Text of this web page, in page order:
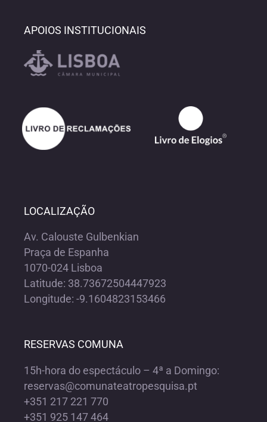
APOIOS INSTITUCIONAIS
LOCALIZAÇÃO
Av. Calouste Gulbenkian
Praça de Espanha
1070-024 Lisboa
Latitude: 38.73672504447923
Longitude: -9.1604823153466
RESERVAS COMUNA
15h-hora do espectáculo – 4ª a Domingo:
reservas@comunateatropesquisa.pt
+351 217 221 770
+351 925 147 464